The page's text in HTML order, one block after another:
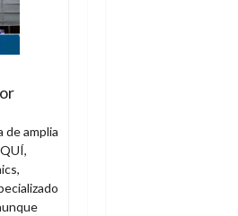
de amplia